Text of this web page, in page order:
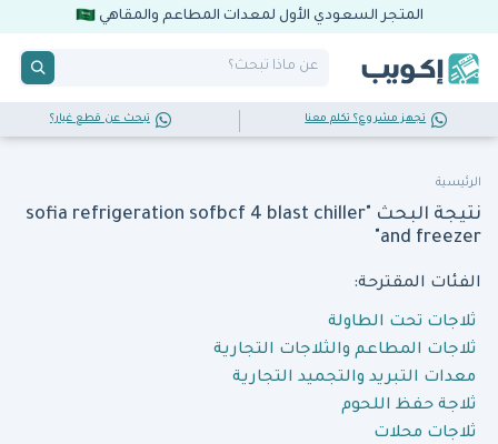
المتجر السعودي الأول لمعدات المطاعم والمقاهي
تجهز مشروع؟ تكلم معنا تبحث عن قطع غيار؟
الرئيسية
نتيجة البحث "sofia refrigeration sofbcf 4 blast chiller
and freezer"
الفئات المقترحة:
ثلاجات تحت الطاولة
ثلاجات المطاعم والثلاجات التجارية
معدات التبريد والتجميد التجارية
ثلاجة حفظ اللحوم
ثلاجات محلات